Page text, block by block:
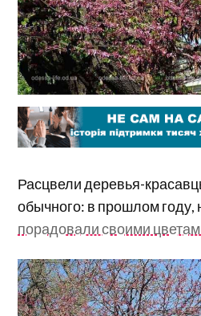
Расцвели деревья-
обычного: в прошлом году,
порадовали своими